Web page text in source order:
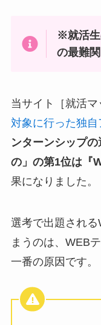
※就活生
の最難
当サイト［就活
対象に行った独
ンターンシップ
の」の第1位は『
果になりました。
選考で出題され
まうのは、WEB
一番の原因です。